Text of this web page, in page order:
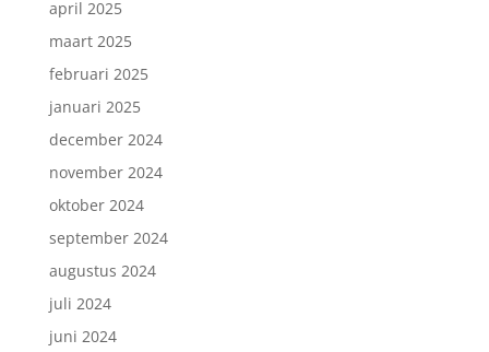
april 2025
maart 2025
februari 2025
januari 2025
december 2024
november 2024
oktober 2024
september 2024
augustus 2024
juli 2024
juni 2024